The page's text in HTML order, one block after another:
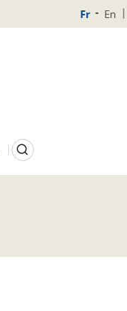
Fr En
Rechercher